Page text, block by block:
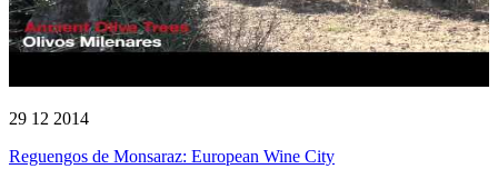
29 12 2014
Reguengos de Monsaraz: European Wine City